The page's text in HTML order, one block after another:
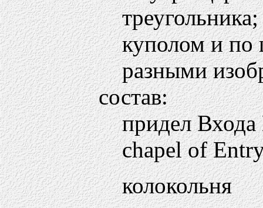
куполом и по
разными
состав:
придел
chapel of
колокольня